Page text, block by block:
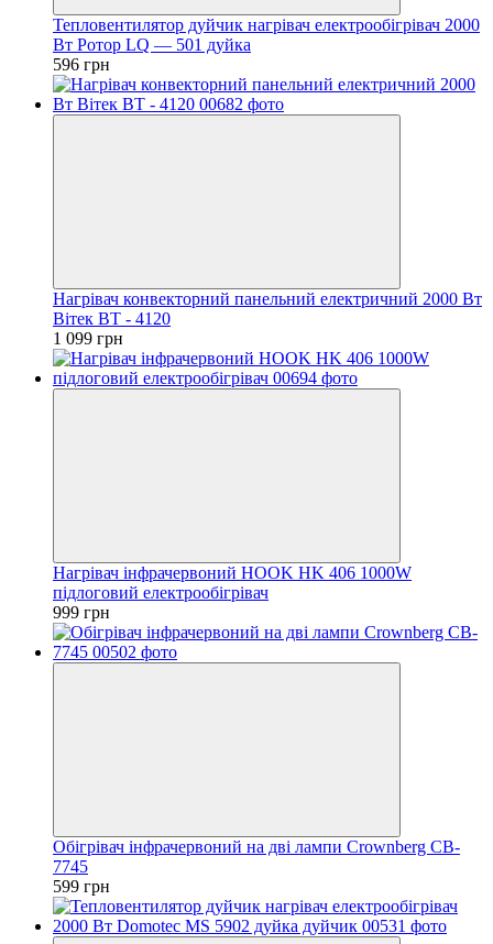
Тепловентилятор дуйчик нагрівач електрообігрівач 2000
Вт Ротор LQ — 501 дуйка
596 грн
Нагрівач конвекторний панельний електричний 2000 Вт
Вітек ВТ - 4120
1 099 грн
Нагрівач інфрачервоний HOOK HK 406 1000W
підлоговий електрообігрівач
999 грн
Обігрівач інфрачервоний на дві лампи Crownberg CB-
7745
599 грн